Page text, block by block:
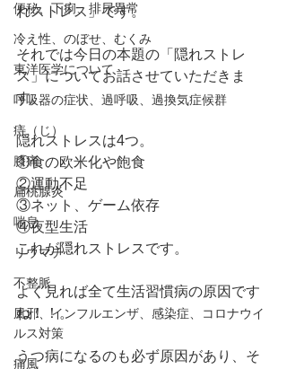
便秘、下痢、排尿異常
冷え性、のぼせ、むくみ
東洋医学について
呼吸器の症状、過呼吸、過換気症候群
痔（じ）
膝痛
扁桃腺炎
喘息
リウマチ
不整脈
風邪、インフルエンザ、感染症、コロナウイ
ルス対策
痛風
れストレス」です。
それでは今日の本題の「隠れストレ
ス」についてお話させていただきま
す。
隠れストレスは4つ。
①食の欧米化や飽食
②運動不足
③ネット、ゲーム依存
④夜型生活
これが隠れストレスです。
よく見れば全て生活習慣病の原因です
ね！！。
うつ病になるのも必ず原因があり、そ